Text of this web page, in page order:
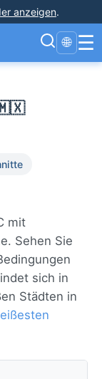
anzeigen.
🌐 ☰
🇲🇽
mit
Sehen Sie
sich in
Städten in